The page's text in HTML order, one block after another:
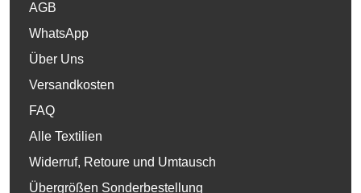
AGB
WhatsApp
Über Uns
Versandkosten
FAQ
Alle Textilien
Widerruf, Retoure und Umtausch
Übergrößen Sonderbestellung